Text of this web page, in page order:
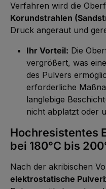
Verfahren wird die
Korundstrahlen
Druck angeraut und
Ihr Vorteil: Die
vergrößert, was
des Pulvers
erforderliche
langlebige
nicht abplatzt oder
Hochresistentes
bei 180°C bis
Nach der akribischen
elektrostatische